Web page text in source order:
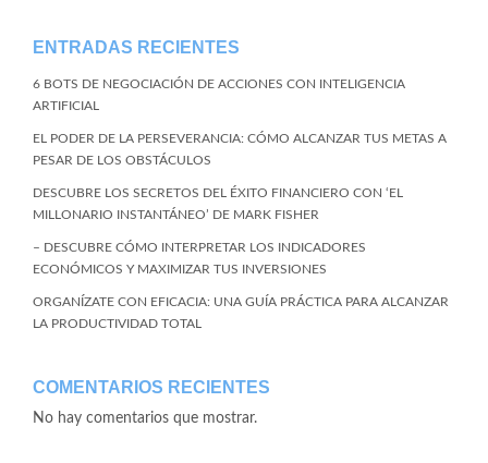
ENTRADAS RECIENTES
6 BOTS DE NEGOCIACIÓN DE ACCIONES CON INTELIGENCIA
ARTIFICIAL
EL PODER DE LA PERSEVERANCIA: CÓMO ALCANZAR TUS METAS A
PESAR DE LOS OBSTÁCULOS
DESCUBRE LOS SECRETOS DEL ÉXITO FINANCIERO CON ‘EL
MILLONARIO INSTANTÁNEO’ DE MARK FISHER
– DESCUBRE CÓMO INTERPRETAR LOS INDICADORES
ECONÓMICOS Y MAXIMIZAR TUS INVERSIONES
ORGANÍZATE CON EFICACIA: UNA GUÍA PRÁCTICA PARA ALCANZAR
LA PRODUCTIVIDAD TOTAL
COMENTARIOS RECIENTES
No hay comentarios que mostrar.